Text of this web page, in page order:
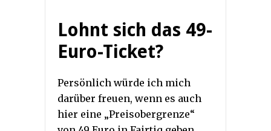
Lohnt sich das 49-
Euro-Ticket?
Persönlich würde ich mich
darüber freuen, wenn es auch
hier eine „Preisobergrenze“